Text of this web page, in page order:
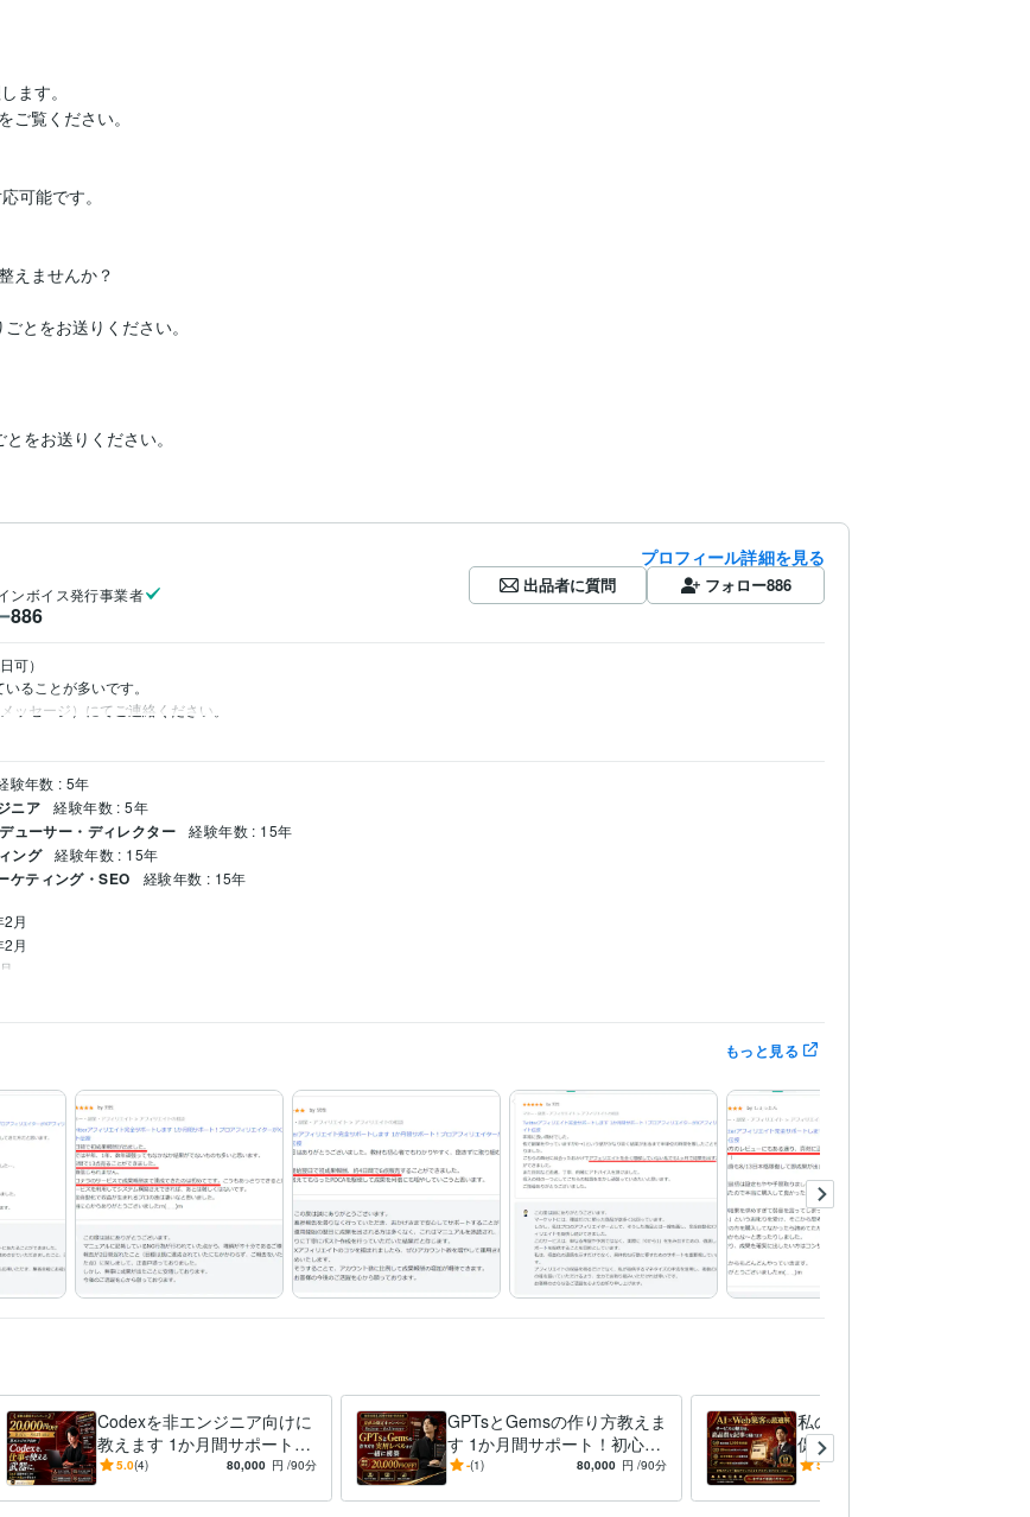
ます。
覧ください。
可能です。
えませんか？
とをお送りください。
をお送りください。
ンボイス発行事業者
886
プロフィール詳細を見る
出品者に質問 フォロー886
可）
ることが多いです。
ッセージ）にてご連絡ください。
験年数 : 5年
ニア 経験年数 : 5年
ューサー・ディレクター 経験年数 : 15年
ング 経験年数 : 15年
ケティング・SEO 経験年数 : 15年
月
月
ココナラ「アフィリエイトの相
年
得年 : 2015年
） 取得年 : 2015年
サイト:15年Google スプレッドシート:6年Google ドキュメント:15年PowerPoint:25年Word:25年
ツ自動生成システム 画像生成AI
WordPressサイト構築 アフィリエイトサイト設計・制作 特化型ニュース・まとめサイト構築 AIを活用したWeb制作 Web
部SEO対策・サイト構造最適化 サイト高速化・表示改善 WordPress移行・サーバー移転 ランディングページ（LP）制作
ト修正
もっと見る
Codexを非エンジニア向けに
教えます 1か月間サポート！
初心者でも安心ワークショッ
5.0(4) 80,000 円 /90分
GPTsとGemsの作り方教えま
す 1か月間サポート！初心者
でも1か月間で実用レベルへ
-(1) 80,000 円 /90分
私のブログで広告・宣伝・販
促・集客いたします 「AI×W
EBサイト運営」の専門メデ
5.0